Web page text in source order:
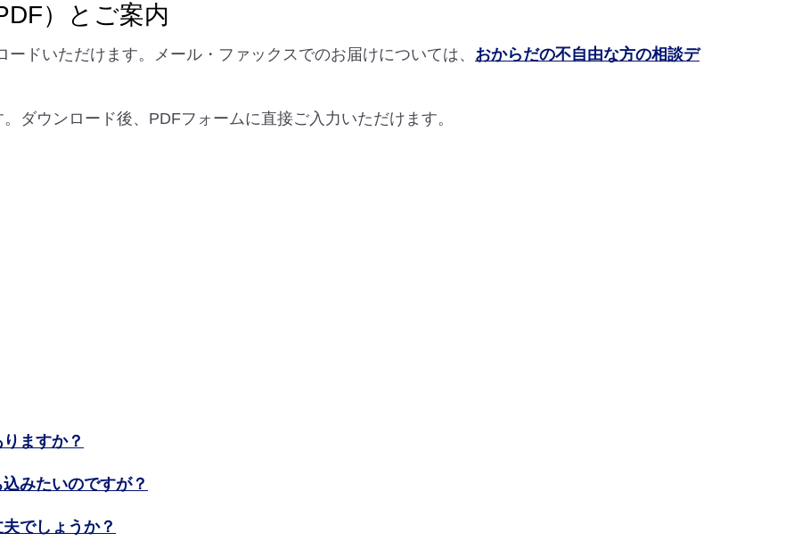
）とご案内
ドいただけます。メール・ファックスでのお届けについては、 おからだの不自由な方の相談デ
ダウンロード後、PDFフォームに直接ご入力いただけます。
ますか？
みたいのですが？
でしょうか？